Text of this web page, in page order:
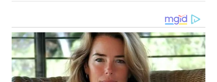
WN
TEBING
TINGGI
WN